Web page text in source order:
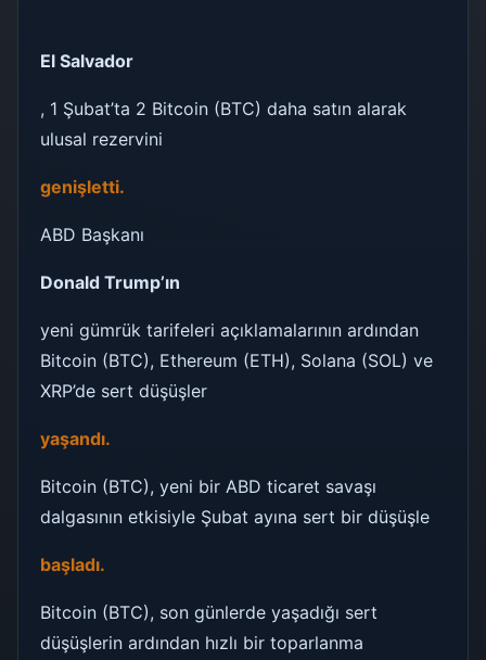
El Salvador
, 1 Şubat’ta 2 Bitcoin (BTC) daha satın alarak
ulusal rezervini
genişletti.
ABD Başkanı
Donald Trump’ın
yeni gümrük tarifeleri açıklamalarının ardından
Bitcoin (BTC), Ethereum (ETH), Solana (SOL) ve
XRP’de sert düşüşler
yaşandı.
Bitcoin (BTC), yeni bir ABD ticaret savaşı
dalgasının etkisiyle Şubat ayına sert bir düşüşle
başladı.
Bitcoin (BTC), son günlerde yaşadığı sert
düşüşlerin ardından hızlı bir toparlanma